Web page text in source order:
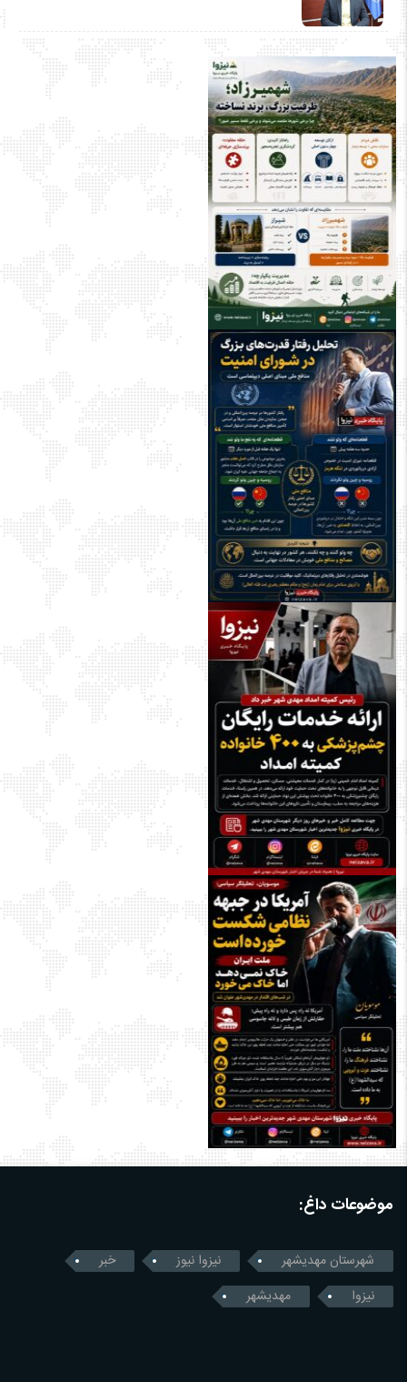
موضوعات داغ:
شهرستان مهدیشهر نیزوا نیوز
خبر
نیزوا
مهدیشهر